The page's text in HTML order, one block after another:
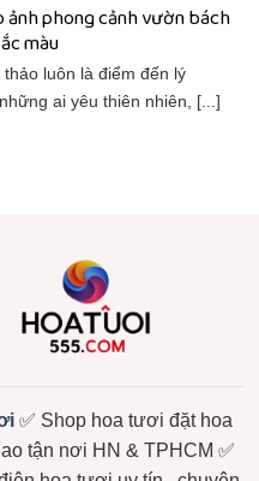
ảnh phong cảnh vườn bách
màu
luôn là điểm đến lý
ai yêu thiên nhiên, [...]
✅ Shop hoa tươi đặt hoa
tận nơi HN & TPHCM ✅